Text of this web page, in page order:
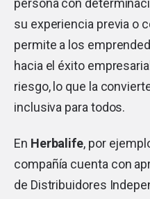
persona con
su experiencia previa o
permite a los
hacia el éxito
riesgo, lo que la
inclusiva para todos.
En Herbalife, por
compañía cuenta con
de Distribuidores